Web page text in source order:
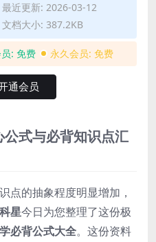
最近更新: 2026-03-12
文档大小: 387.2KB
: 免费 永久会员: 免费
通会员
式与必背知识点汇
点的抽象程度明显增加，
星今日为您整理了这份极
必背公式大全。这份资料